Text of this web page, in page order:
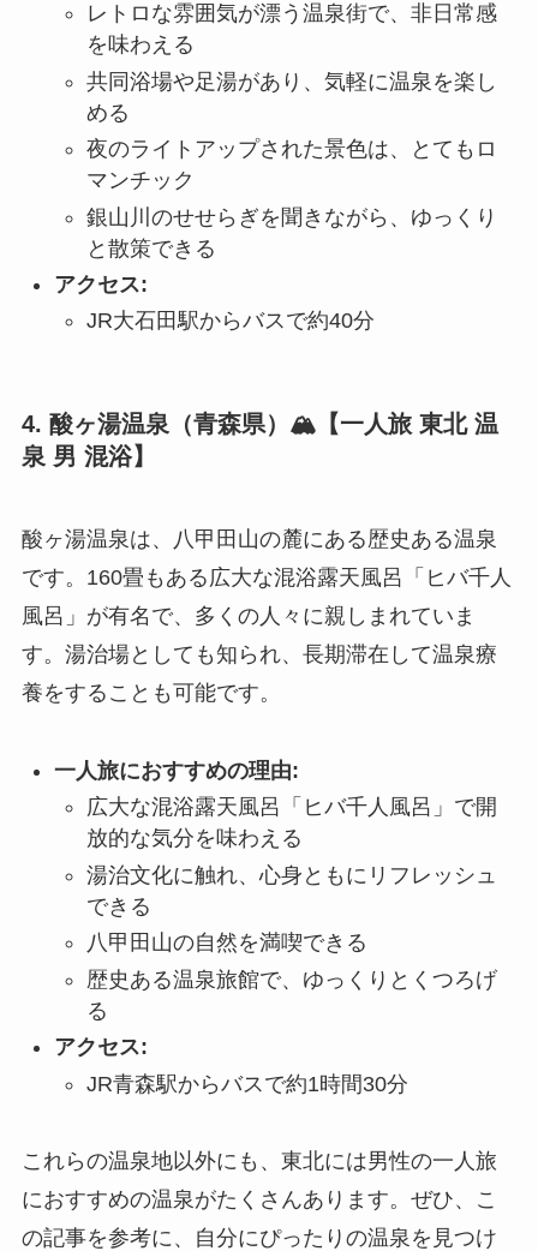
レトロな雰囲気が漂う温泉街で、非日常感
を味わえる
共同浴場や足湯があり、気軽に温泉を楽し
める
夜のライトアップされた景色は、とてもロ
マンチック
銀山川のせせらぎを聞きながら、ゆっくり
と散策できる
アクセス:
JR大石田駅からバスで約40分
4. 酸ヶ湯温泉（青森県）🏔️【一人旅 東北 温
泉 男 混浴】
酸ヶ湯温泉は、八甲田山の麓にある歴史ある温泉
です。160畳もある広大な混浴露天風呂「ヒバ千人
風呂」が有名で、多くの人々に親しまれていま
す。湯治場としても知られ、長期滞在して温泉療
養をすることも可能です。
一人旅におすすめの理由:
広大な混浴露天風呂「ヒバ千人風呂」で開
放的な気分を味わえる
湯治文化に触れ、心身ともにリフレッシュ
できる
八甲田山の自然を満喫できる
歴史ある温泉旅館で、ゆっくりとくつろげ
る
アクセス:
JR青森駅からバスで約1時間30分
これらの温泉地以外にも、東北には男性の一人旅
におすすめの温泉がたくさんあります。ぜひ、こ
の記事を参考に、自分にぴったりの温泉を見つけ